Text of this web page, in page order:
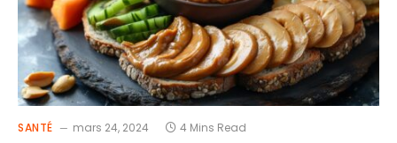
SANTÉ mars 24, 2024 4 Mins Read